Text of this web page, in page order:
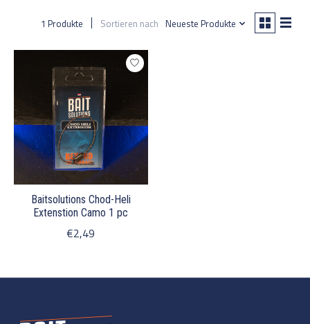
1 Produkte Sortieren nach Neueste Produkte
Baitsolutions Chod-Heli
Extenstion Camo 1 pc
€2,49